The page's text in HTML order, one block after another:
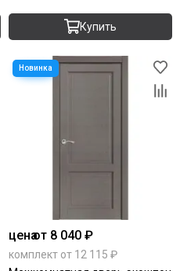
Купить
ценаот 8 040 ₽
комплект от 12 115 ₽